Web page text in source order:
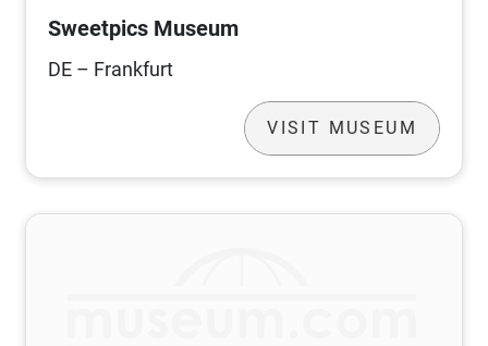
Sweetpics Museum
DE – Frankfurt
VISIT MUSEUM